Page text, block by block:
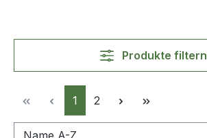
Produkte filtern
Seite
1 Seite
2